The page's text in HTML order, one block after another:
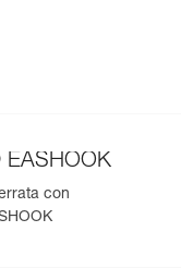
con